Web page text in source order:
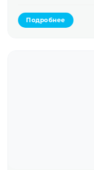
Подробнее